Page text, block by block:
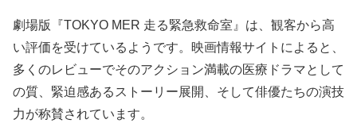
劇場版『TOKYO MER 走る緊急救命室』は、観客から高
い評価を受けているようです。映画情報サイトによると、
多くのレビューでそのアクション満載の医療ドラマとして
の質、緊迫感あるストーリー展開、そして俳優たちの演技
力が称賛されています。